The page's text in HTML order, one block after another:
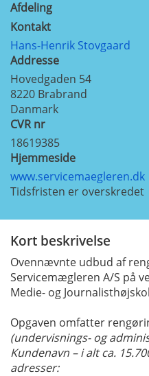
Afdeling
Kontakt
Hans-Henrik Stovgaard
Addresse
Hovedgaden 54
8220 Brabrand
Danmark
CVR nr
18619385
Hjemmeside
www.servicemaegleren.dk
Tidsfristen er overskredet
Kort beskrivelse
Ovennævnte udbud af
Servicemægleren A/S på
Medie- og
Opgaven omfatter
(undervisnings- og
Kundenavn – i alt ca.
adresser: